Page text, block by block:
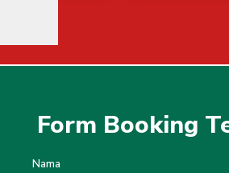
Form Booking
Nama